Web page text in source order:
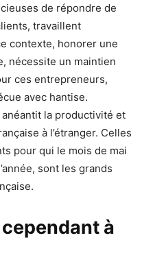
de répondre de
travaillent
contexte, honorer une
nécessite un maintien
ces entrepreneurs,
avec hantise.
anéantit la productivité et
à l’étranger. Celles
pour qui le mois de mai
sont les grands
à